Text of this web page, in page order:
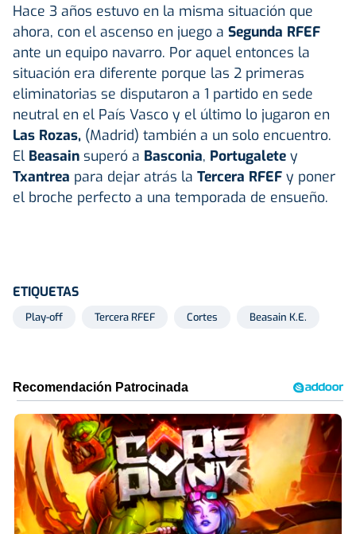
Hace 3 años estuvo en la misma situación que
ahora, con el ascenso en juego a Segunda RFEF
ante un equipo navarro. Por aquel entonces la
situación era diferente porque las 2 primeras
eliminatorias se disputaron a 1 partido en sede
neutral en el País Vasco y el último lo jugaron en
Las Rozas, (Madrid) también a un solo encuentro.
El Beasain superó a Basconia, Portugalete y
Txantrea para dejar atrás la Tercera RFEF y poner
el broche perfecto a una temporada de ensueño.
ETIQUETAS
Play-off Tercera RFEF Cortes Beasain K.E.